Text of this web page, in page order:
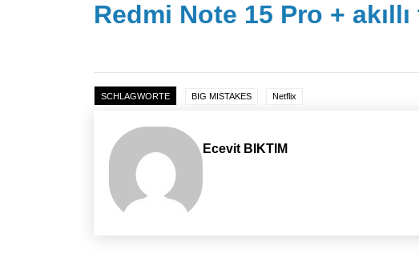
Redmi Note 15 Pro +
SCHLAGWORTE BIG MISTAKES Netflix
Ecevit BIKTIM